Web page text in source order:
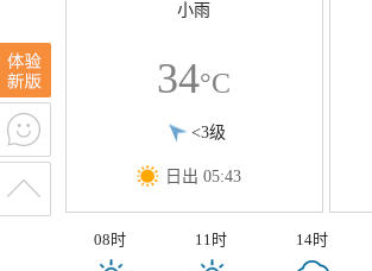
小雨
34°C
<3级
日出 05:43
08时 11时 14时